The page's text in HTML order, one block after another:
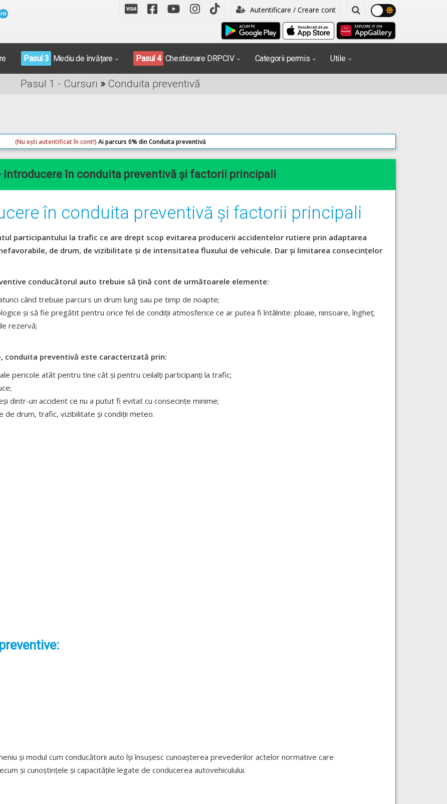
Autentificare / Creare cont
Pasul 3 Mediu de învățare Pasul 4 Chestionare DRPCIV Categorii permis Utile
Pasul 1 - Cursuri » Conduita preventivă
(Nu ești autentificat în cont!) Ai parcurs 0% din Conduita preventivă
Introducere în conduita preventivă și factorii principali
în conduita preventivă și factorii principali
participantului la trafic ce are drept scop evitarea producerii accidentelor rutiere prin adaptarea
de drum, de vizibilitate și de intensitatea fluxului de vehicule. Dar și limitarea consecințelor
conducătorul auto trebuie să țină cont de următoarele elemente:
când trebuie parcurs un drum lung sau pe timp de noapte;
și să fie pregătit pentru orice fel de condiții atmosferice ce ar putea fi întâlnite: ploaie, ninsoare, îngheț;
rezervă;
conduita preventivă este caracterizată prin:
pericole atât pentru tine cât și pentru ceilalți participanți la trafic;
dintr-un accident ce nu a putut fi evitat cu consecințe minime;
de drum, trafic, vizibilitate și condiții meteo.
și modul cum conducătorii auto își însușesc cunoașterea prevederilor actelor normative care
și cunoștințele și capacitățile legate de conducerea autovehiculului.